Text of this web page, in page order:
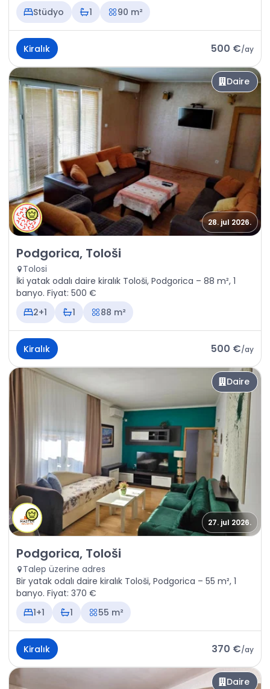
Stüdyo
1 90 m²
Kiralık 500 €/ay
Daire
28. jul 2026.
Kiralık - Daire Podgorica, Tološi
Podgorica, Tološi
Tolosi
İki yatak odalı daire kiralık Tološi, Podgorica – 88 m², 1
banyo. Fiyat: 500 €
2+1
1 88 m²
Kiralık 500 €/ay
Daire
27. jul 2026.
Kiralık - Daire Podgorica, Tološi
Podgorica, Tološi
Talep üzerine adres
Bir yatak odalı daire kiralık Tološi, Podgorica – 55 m², 1
banyo. Fiyat: 370 €
1+1
1 55 m²
Kiralık 370 €/ay
Daire